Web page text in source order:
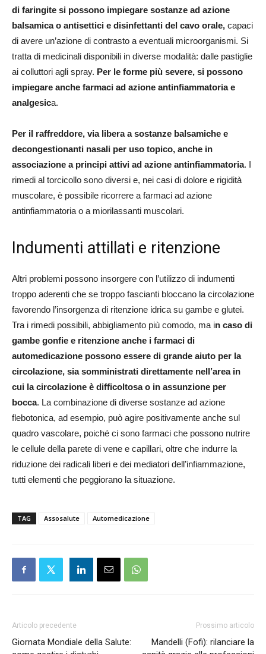
di faringite si possono impiegare sostanze ad azione
balsamica o antisettici e disinfettanti del cavo orale, capaci
di avere un’azione di contrasto a eventuali microorganismi. Si
tratta di medicinali disponibili in diverse modalità: dalle pastiglie
ai colluttori agli spray. Per le forme più severe, si possono
impiegare anche farmaci ad azione antinfiammatoria e
analgesica.
Per il raffreddore, via libera a sostanze balsamiche e
decongestionanti nasali per uso topico, anche in
associazione a principi attivi ad azione antinfiammatoria. I
rimedi al torcicollo sono diversi e, nei casi di dolore e rigidità
muscolare, è possibile ricorrere a farmaci ad azione
antinfiammatoria o a miorilassanti muscolari.
Indumenti attillati e ritenzione
Altri problemi possono insorgere con l’utilizzo di indumenti
troppo aderenti che se troppo fascianti bloccano la circolazione
favorendo l’insorgenza di ritenzione idrica su gambe e glutei.
Tra i rimedi possibili, abbigliamento più comodo, ma in caso di
gambe gonfie e ritenzione anche i farmaci di
automedicazione possono essere di grande aiuto per la
circolazione, sia somministrati direttamente nell’area in
cui la circolazione è difficoltosa o in assunzione per
bocca. La combinazione di diverse sostanze ad azione
flebotonica, ad esempio, può agire positivamente anche sul
quadro vascolare, poiché ci sono farmaci che possono nutrire
le cellule della parete di vene e capillari, oltre che indurre la
riduzione dei radicali liberi e dei mediatori dell’infiammazione,
tutti elementi che peggiorano la situazione.
TAG Assosalute Automedicazione
Articolo precedente
Giornata Mondiale della Salute:
Prossimo articolo
Mandelli (Fofi): rilanciare la